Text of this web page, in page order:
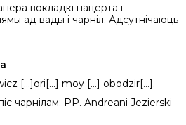
вокладкі пацёрта і
ад вады і чарніл. Адсутнічаюць
[...]ori[...] moy [...] obodzir[...].
чарнілам: PP. Andreani Jezierski